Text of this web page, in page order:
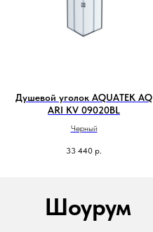
Душевой уголок AQUATEK AQ
ARI KV 09020BL
Черный
33 440 р.
Шоурум